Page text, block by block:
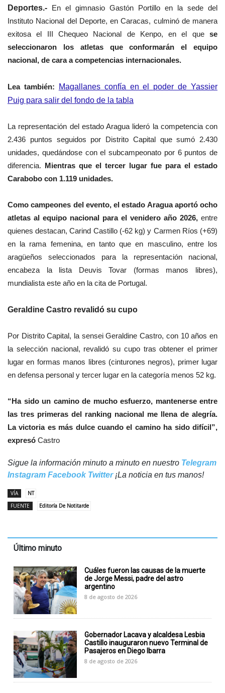
Deportes.- En el gimnasio Gastón Portillo en la sede del
Instituto Nacional del Deporte, en Caracas, culminó de manera
exitosa el III Chequeo Nacional de Kenpo, en el que se
seleccionaron los atletas que conformarán el equipo
nacional, de cara a competencias internacionales.
Lea también:
Magallanes confía en el poder de Yassier
Puig para salir del fondo de la tabla
La representación del estado Aragua lideró la competencia con
2.436 puntos seguidos por Distrito Capital que sumó 2.430
unidades, quedándose con el subcampeonato por 6 puntos de
diferencia. Mientras que el tercer lugar fue para el estado
Carabobo con 1.119 unidades.
Como campeones del evento, el estado Aragua aportó ocho
atletas al equipo nacional para el venidero año 2026, entre
quienes destacan, Carind Castillo (-62 kg) y Carmen Ríos (+69)
en la rama femenina, en tanto que en masculino, entre los
aragüeños seleccionados para la representación nacional,
encabeza la lista Deuvis Tovar (formas manos libres),
mundialista este año en la cita de Portugal.
Geraldine Castro revalidó su cupo
Por Distrito Capital, la sensei Geraldine Castro, con 10 años en
la selección nacional, revalidó su cupo tras obtener el primer
lugar en formas manos libres (cinturones negros), primer lugar
en defensa personal y tercer lugar en la categoría menos 52 kg.
“Ha sido un camino de mucho esfuerzo, mantenerse entre
las tres primeras del ranking nacional me llena de alegría.
La victoria es más dulce cuando el camino ha sido difícil”,
expresó Castro
Sigue la información minuto a minuto en nuestro Telegram
Instagram Facebook Twitter¡La noticia en tus manos!
VÍA
NT
FUENTE
Editoría De Notitarde
Último minuto
Cuáles fueron las causas de la muerte
de Jorge Messi, padre del astro
argentino
8 de agosto de 2026
Gobernador Lacava y alcaldesa Lesbia
Castillo inauguraron nuevo Terminal de
Pasajeros en Diego Ibarra
8 de agosto de 2026